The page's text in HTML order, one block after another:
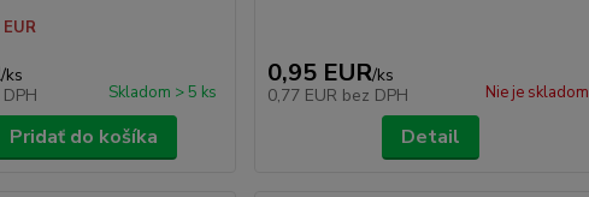
/ks
Skladom > 5 ks
Pridať do košíka
0,95 EUR/ks
0,77 EUR bez DPH Nie je skladom
Detail